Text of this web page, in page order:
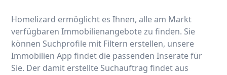
Homelizard ermöglicht es Ihnen, alle am Markt
verfügbaren Immobilienangebote zu finden. Sie
können Suchprofile mit Filtern erstellen, unsere
Immobilien App findet die passenden Inserate für
Sie. Der damit erstellte Suchauftrag findet aus